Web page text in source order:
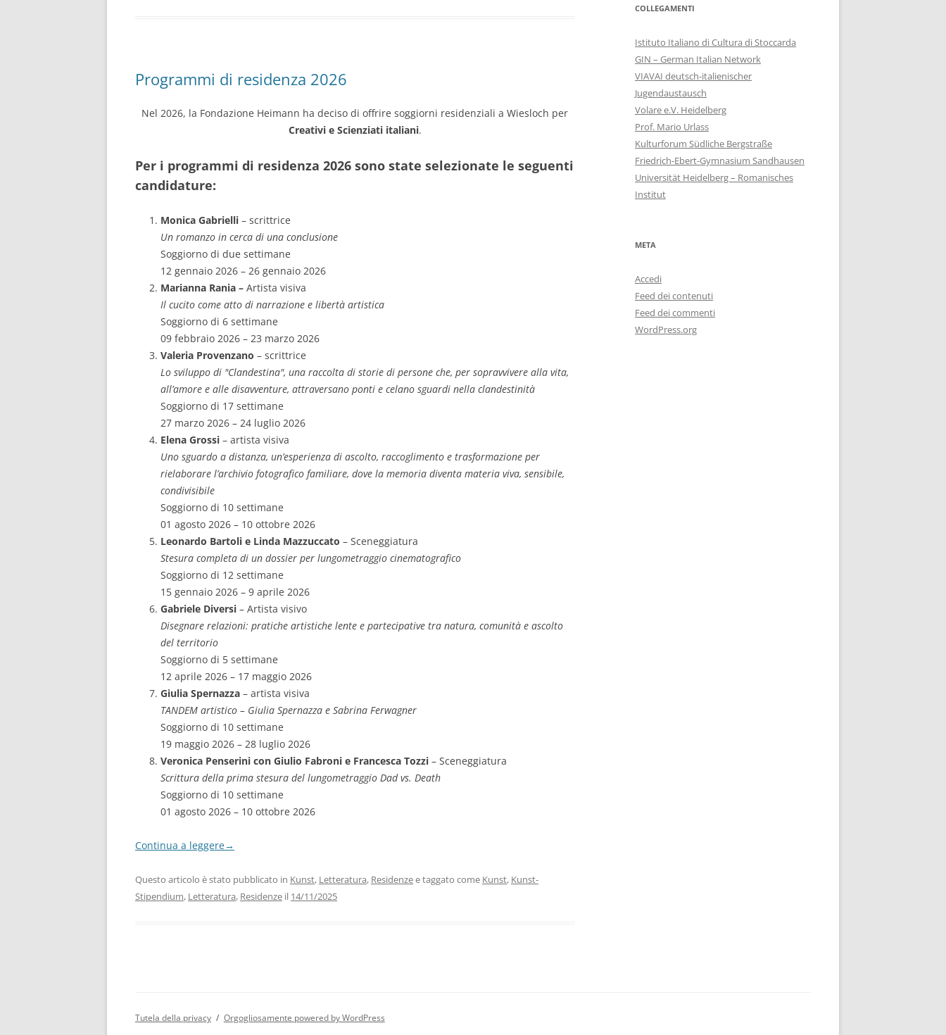
Programmi di residenza 2026
Nel 2026, la Fondazione Heimann ha deciso di offrire soggiorni residenziali a Wiesloch per
Creativi e Scienziati italiani.
Per i programmi di residenza 2026 sono state selezionate le seguenti
candidature:
Monica Gabrielli – scrittrice
Un romanzo in cerca di una conclusione
Soggiorno di due settimane
12 gennaio 2026 – 26 gennaio 2026
Marianna Rania – Artista visiva
Il cucito come atto di narrazione e libertà artistica
Soggiorno di 6 settimane
09 febbraio 2026 – 23 marzo 2026
Valeria Provenzano – scrittrice
Lo sviluppo di "Clandestina", una raccolta di storie di persone che, per sopravvivere alla vita,
all’amore e alle disavventure, attraversano ponti e celano sguardi nella clandestinità
Soggiorno di 17 settimane
27 marzo 2026 – 24 luglio 2026
Elena Grossi – artista visiva
Uno sguardo a distanza, un’esperienza di ascolto, raccoglimento e trasformazione per
rielaborare l’archivio fotografico familiare, dove la memoria diventa materia viva, sensibile,
condivisibile
Soggiorno di 10 settimane
01 agosto 2026 – 10 ottobre 2026
Leonardo Bartoli e Linda Mazzuccato – Sceneggiatura
Stesura completa di un dossier per lungometraggio cinematografico
Soggiorno di 12 settimane
15 gennaio 2026 – 9 aprile 2026
Gabriele Diversi – Artista visivo
Disegnare relazioni: pratiche artistiche lente e partecipative tra natura, comunità e ascolto
del territorio
Soggiorno di 5 settimane
12 aprile 2026 – 17 maggio 2026
Giulia Spernazza – artista visiva
TANDEM artistico – Giulia Spernazza e Sabrina Ferwagner
Soggiorno di 10 settimane
19 maggio 2026 – 28 luglio 2026
Veronica Penserini con Giulio Fabroni e Francesca Tozzi – Sceneggiatura
Scrittura della prima stesura del lungometraggio Dad vs. Death
Soggiorno di 10 settimane
01 agosto 2026 – 10 ottobre 2026
Continua a leggere→
Questo articolo è stato pubblicato in Kunst, Letteratura, Residenzee taggato come Kunst, Kunst-
Stipendium, Letteratura, Residenze il 14/11/2025
COLLEGAMENTI
Istituto Italiano di Cultura di Stoccarda
GIN – German Italian Network
VIAVAI deutsch-italienischer
Jugendaustausch
Volare e.V. Heidelberg
Prof. Mario Urlass
Kulturforum Südliche Bergstraße
Friedrich-Ebert-Gymnasium Sandhausen
Universität Heidelberg – Romanisches
Institut
META
Accedi
Feed dei contenuti
Feed dei commenti
WordPress.org
Tutela della privacy Orgogliosamente powered by WordPress